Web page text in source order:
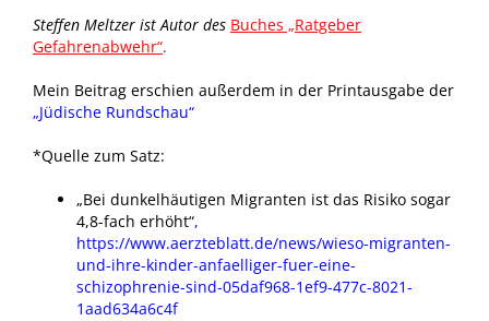
Steffen Meltzer ist Autor des Buches „Ratgeber
Gefahrenabwehr“.
Mein Beitrag erschien außerdem in der Printausgabe der
„Jüdische Rundschau“
*Quelle zum Satz:
„Bei dunkelhäutigen Migranten ist das Risiko sogar
4,8-fach erhöht“,
https://www.aerzteblatt.de/news/wieso-migranten-
und-ihre-kinder-anfaelliger-fuer-eine-
schizophrenie-sind-05daf968-1ef9-477c-8021-
1aad634a6c4f